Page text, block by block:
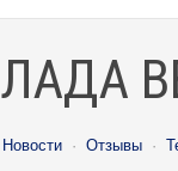
ЛАДА
Новости · Отзывы ·